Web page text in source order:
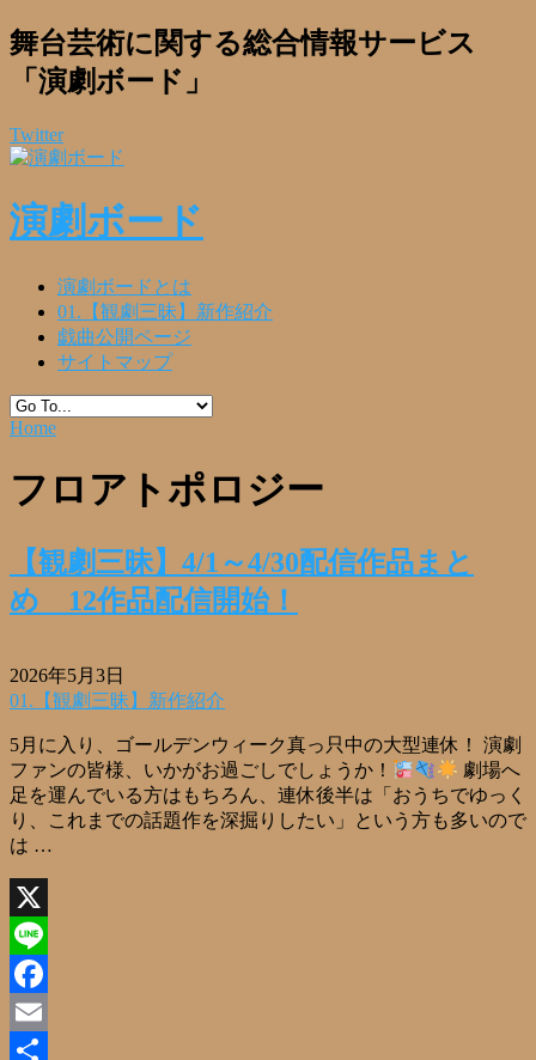
舞台芸術に関する総合情報サービス
「演劇ボード」
Twitter
演劇ボード
演劇ボードとは
01.【観劇三昧】新作紹介
戯曲公開ページ
サイトマップ
Home
フロアトポロジー
【観劇三昧】4/1～4/30配信作品まと
め 12作品配信開始！
2026年5月3日
01.【観劇三昧】新作紹介
5月に入り、ゴールデンウィーク真っ只中の大型連休！ 演劇
ファンの皆様、いかがお過ごしでしょうか！
劇場へ
足を運んでいる方はもちろん、連休後半は「おうちでゆっく
り、これまでの話題作を深掘りしたい」という方も多いので
は …
X
Line
Facebook
Email